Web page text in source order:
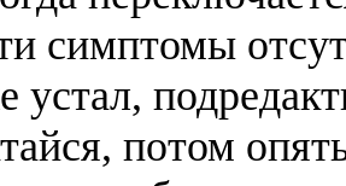
симптомы
устал,
потом